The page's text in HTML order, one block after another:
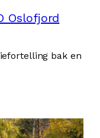
Oslofjord
bak en